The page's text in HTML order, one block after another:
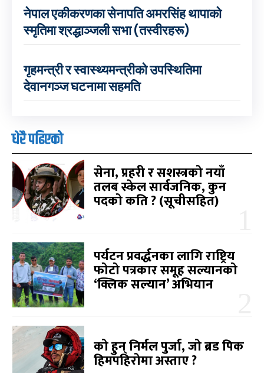
नेपाल एकीकरणका सेनापति अमरसिंह थापाको
स्मृतिमा श्रद्धाञ्जली सभा (तस्वीरहरू)
गृहमन्त्री र स्वास्थ्यमन्त्रीको उपस्थितिमा
देवानगञ्ज घटनामा सहमति
धेरै पढिएको
सेना, प्रहरी र सशस्त्रको नयाँ
तलब स्केल सार्वजनिक, कुन
पदको कति ? (सूचीसहित)
पर्यटन प्रवर्द्धनका लागि राष्ट्रिय
फोटो पत्रकार समूह सल्यानको
‘क्लिक सल्यान’ अभियान
को हुन् निर्मल पुर्जा, जो ब्रड पिक
हिमपहिरोमा अस्ताए ?